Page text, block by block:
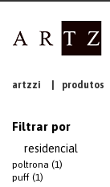
artzzi produtos
Filtrar por
residencial
poltrona (1)
puff (1)